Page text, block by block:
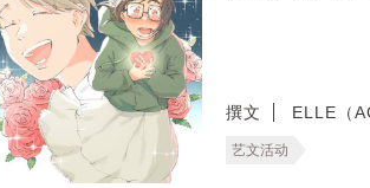
撰文 ELLE（
艺文活动